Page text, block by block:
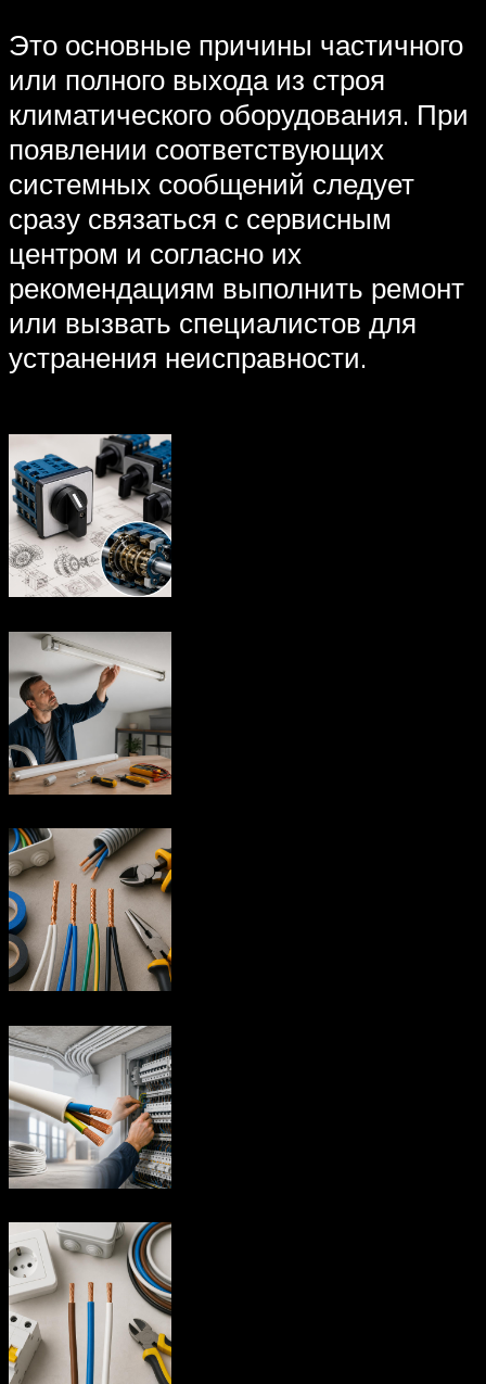
Это основные причины частичного
или полного выхода из строя
климатического оборудования. При
появлении соответствующих
системных сообщений следует
сразу связаться с сервисным
центром и согласно их
рекомендациям выполнить ремонт
или вызвать специалистов для
устранения неисправности.